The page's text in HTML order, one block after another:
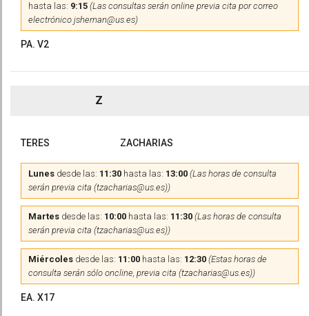
hasta las: 9:15 (Las consultas serán online previa cita por correo
electrónico jshernan@us.es)
PA. V2
Z
TERES ZACHARIAS
Lunes desde las: 11:30 hasta las: 13:00 (Las horas de consulta
serán previa cita (tzacharias@us.es))
Martes desde las: 10:00 hasta las: 11:30 (Las horas de consulta
serán previa cita (tzacharias@us.es))
Miércoles desde las: 11:00 hasta las: 12:30 (Estas horas de
consulta serán sólo oncline, previa cita (tzacharias@us.es))
EA. X17